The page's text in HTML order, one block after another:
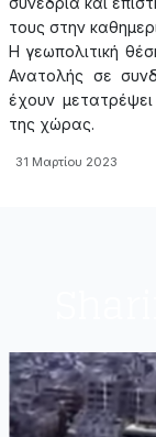
τους στην
Η γεωπολιτική
Ανατολής σε
έχουν
της χώρας.
31 Μαρτίου 2023